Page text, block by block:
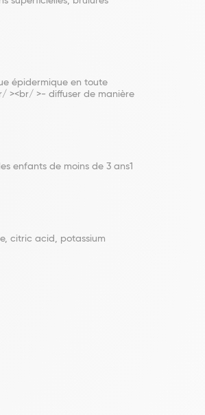
épidermique en toute
><br/ >- diffuser de manière
enfants de moins de 3 ans1
citric acid, potassium